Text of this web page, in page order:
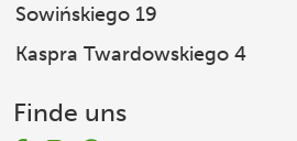
Sowińskiego 19
Kaspra Twardowskiego 4
Finde uns